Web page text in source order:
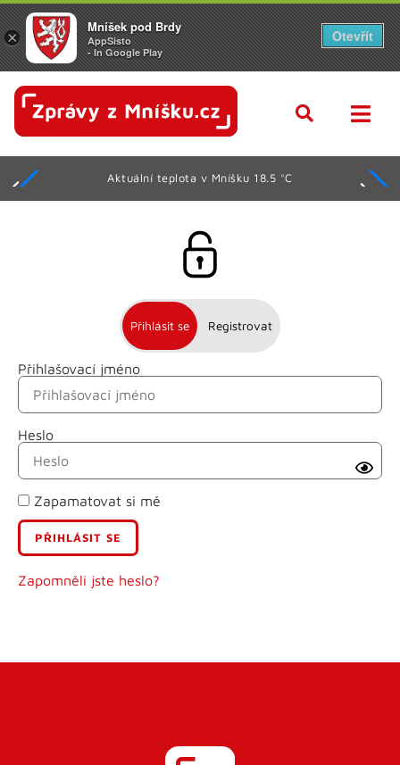
Aktuální teplota v Mníšku 18.5 °C
Přihlásit se Registrovat
Přihlašovací jméno
Heslo
Zapamatovat si mě
Zapomněli jste heslo?
Jméno
Příjmení
E-mail
Uživatelské jméno
×
Mníšek pod Brdy
AppSisto
- In Google Play
Otevřít